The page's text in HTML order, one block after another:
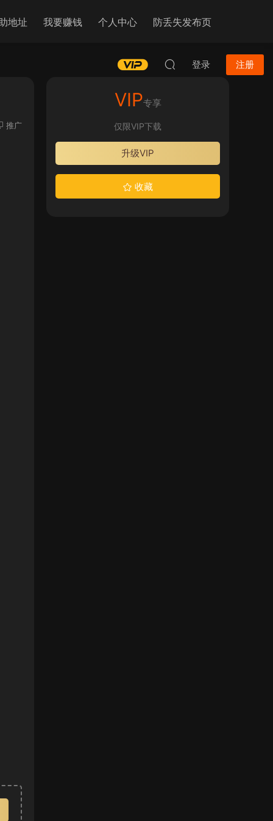
地址 我要赚钱 个人中心 防丢失发布页
登录 注册
推广
VIP专享
仅限VIP下载
升级VIP
收藏